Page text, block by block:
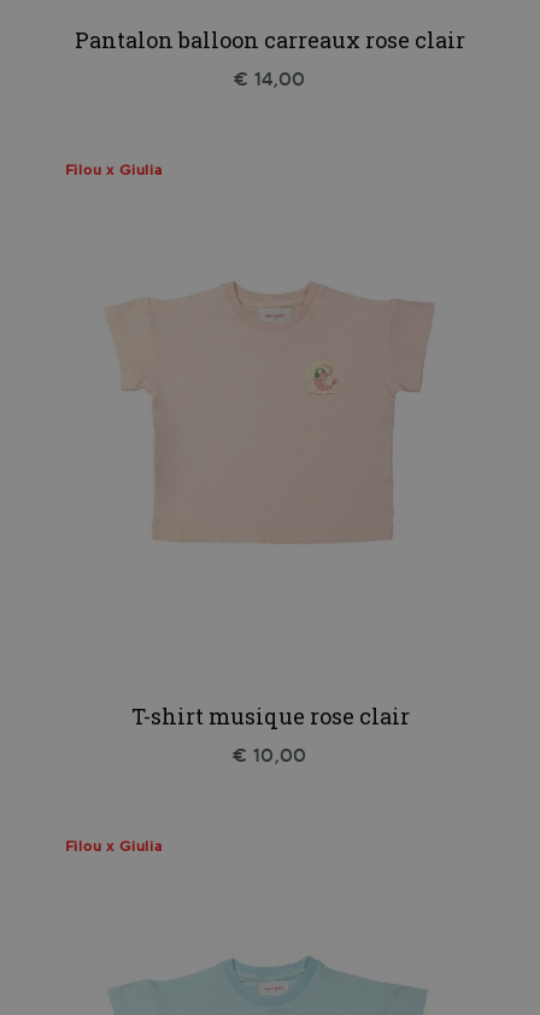
Pantalon balloon carreaux rose clair
€ 14,00
Filou x Giulia
T-shirt musique rose clair
€ 10,00
Filou x Giulia